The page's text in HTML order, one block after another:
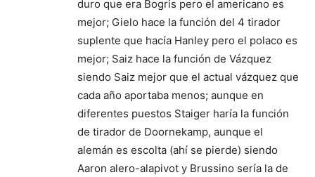
duro que era Bogris pero el americano es
mejor; Gielo hace la función del 4 tirador
suplente que hacía Hanley pero el polaco es
mejor; Saiz hace la función de Vázquez
siendo Saiz mejor que el actual vázquez que
cada año aportaba menos; aunque en
diferentes puestos Staiger haría la función
de tirador de Doornekamp, aunque el
alemán es escolta (ahí se pierde) siendo
Aaron alero-alapivot y Brussino sería la de